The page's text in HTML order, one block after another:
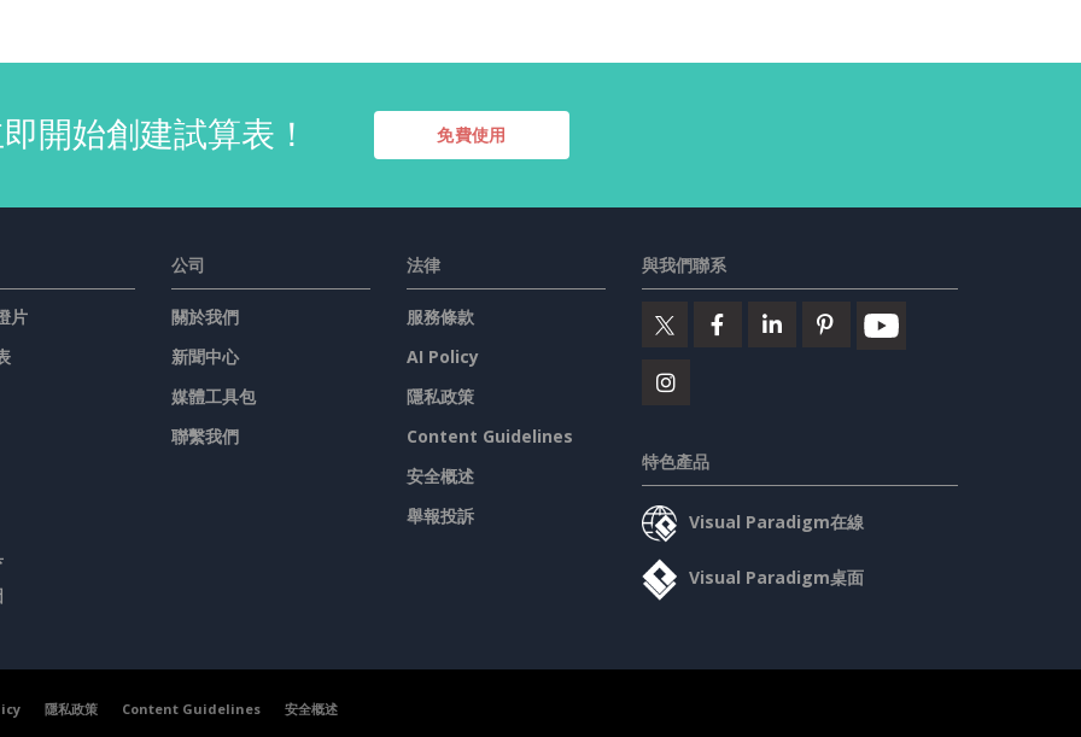
開始創建試算表！ 免費使用
片
公司
關於我們
新聞中心
媒體工具包
聯繫我們
法律
服務條款
AI Policy
隱私政策
Content Guidelines
安全概述
舉報投訴
與我們聯系
特色產品
Visual Paradigm在線
Visual Paradigm桌面
隱私政策 Content Guidelines 安全概述